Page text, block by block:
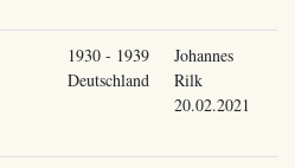
1930 - 1939
Deutschland
Johannes
Rilk
20.02.2021